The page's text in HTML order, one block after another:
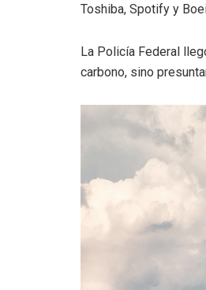
Toshiba, Spotify y
La Policía Federal
carbono, sino